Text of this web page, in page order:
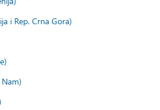
i Rep. Crna Gora)